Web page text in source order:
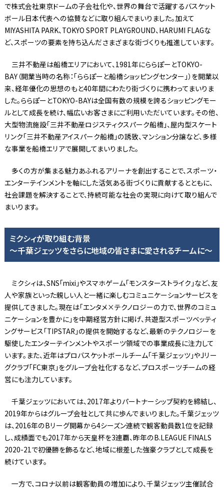
で株式会社東京ドームの子会社化や、世界の舞台で活躍するバスケット
ボール日本代表への協賛などに取り組んでまいりました。加えて
MIYASHITA PARK、TOKYO SPORT PLAYGROUND、HARUMI FLAGな
ど、スポーツの要素を持ち込んださまざまな街づくりも推進しています。
三井不動産は船橋エリアにおいて、1981年にららぽーとTOKYO-
BAY（開業当時の名称：「ららぽーと船橋ショッピングセンター」）を開業以
来、経年優化の思想のもと40年間にわたり街づくりに携わってまいりま
した。ららぽーとTOKYO-BAYは全国有数の規模を誇るショッピングモー
ルとして成長を続け、幅広いお客さまにご利用いただいています。その他、
大型物流施設「三井不動産ロジスティクスパーク船橋」、屋内型スケート
リンク「三井不動産アイスパーク船橋」の誘致、マンション分譲など、多様
な事業を船橋エリアで展開してまいりました。
多くの方が集まる魅力あふれるアリーナを創出することで、スポーツ・
エンターテインメントを軸にした活気ある街づくりに貢献するとともに、
社会課題を解決することで、持続可能な社会の実現に向けて取り組んで
まいります。
ミクシィが取り組む背景
～千葉ジェッツをさらに地域の皆さまに愛されるチームに～
ミクシィは、SNS「mixi」やスマホゲーム「モンスターストライク」など、友
人や家族といった親しい人と一緒に楽しむコミュニケーションサービスを
提供してきました。現在は「エンタメ×テクノロジーの力で、世界のコミュ
ニケーションを豊かに」を中期経営方針に掲げ、共遊型スポーツベッティ
ングサービス「TIPSTAR」の提供を開始するなど、最新のテクノロジーを
駆使したエンターテインメントやスポーツ領域での事業成長に注力して
います。また、近年はプロバスケットボールチーム「千葉ジェッツ」やJリー
グクラブ「FC東京」をグループ会社化するなど、プロスポーツチームの経
営にも注力しています。
千葉ジェッツにおいては、2017年よりパートナーシップ契約を締結し、
2019年からはグループ会社として共に歩んでまいりました。千葉ジェッツ
は、2016年のBリーグ開幕から4シーズン連続で観客動員数1位を記録
し、成績面でも2017年から天皇杯を3連覇、昨年のB.LEAGUE FINALS
2020-21で初優勝を飾るなど、地域に根差した強豪クラブとして成長を
続けています。
一方で、コロナ以前は観客動員の増加により、千葉ジェッツ主催試合